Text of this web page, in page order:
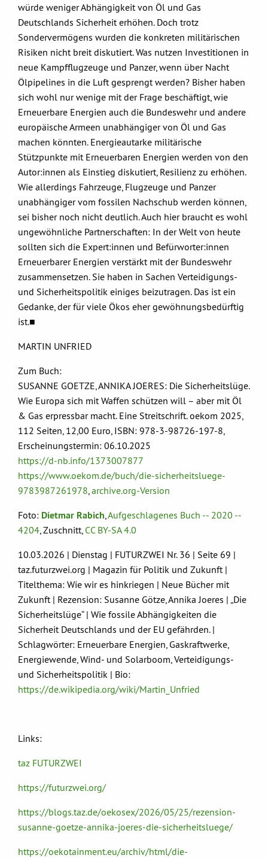
würde weniger Abhängigkeit von Öl und Gas
Deutschlands Sicherheit erhöhen. Doch trotz
Sondervermögens wurden die konkreten militärischen
Risiken nicht breit diskutiert. Was nutzen Investitionen in
neue Kampfflugzeuge und Panzer, wenn über Nacht
Ölpipelines in die Luft gesprengt werden? Bisher haben
sich wohl nur wenige mit der Frage beschäftigt, wie
Erneuerbare Energien auch die Bundeswehr und andere
europäische Armeen unabhängiger von Öl und Gas
machen könnten. Energieautarke militärische
Stützpunkte mit Erneuerbaren Energien werden von den
Autor:innen als Einstieg diskutiert, Resilienz zu erhöhen.
Wie allerdings Fahrzeuge, Flugzeuge und Panzer
unabhängiger vom fossilen Nachschub werden können,
sei bisher noch nicht deutlich. Auch hier braucht es wohl
ungewöhnliche Partnerschaften: In der Welt von heute
sollten sich die Expert:innen und Befürworter:innen
Erneuerbarer Energien verstärkt mit der Bundeswehr
zusammensetzen. Sie haben in Sachen Verteidigungs-
und Sicherheitspolitik einiges beizutragen. Das ist ein
Gedanke, der für viele Ökos eher gewöhnungsbedürftig
ist.■
MARTIN UNFRIED
Zum Buch:
SUSANNE GOETZE, ANNIKA JOERES: Die Sicherheitslüge.
Wie Europa sich mit Waffen schützen will – aber mit Öl
& Gas erpressbar macht. Eine Streitschrift. oekom 2025,
112 Seiten, 12,00 Euro, ISBN: 978-3-98726-197-8,
Erscheinungstermin: 06.10.2025
https://d-nb.info/1373007877
https://www.oekom.de/buch/die-sicherheitsluege-
9783987261978,archive.org-Version
Foto: Dietmar Rabich,Aufgeschlagenes Buch -- 2020 --
4204, Zuschnitt, CC BY-SA 4.0
10.03.2026 | Dienstag | FUTURZWEI Nr. 36 | Seite 69 |
taz.futurzwei.org | Magazin für Politik und Zukunft |
Titelthema: Wie wir es hinkriegen | Neue Bücher mit
Zukunft | Rezension: Susanne Götze, Annika Joeres | „Die
Sicherheitslüge“ | Wie fossile Abhängigkeiten die
Sicherheit Deutschlands und der EU gefährden. |
Schlagwörter: Erneuerbare Energien, Gaskraftwerke,
Energiewende, Wind- und Solarboom, Verteidigungs-
und Sicherheitspolitik | Bio:
https://de.wikipedia.org/wiki/Martin_Unfried
Links:
taz FUTURZWEI
https://futurzwei.org/
https://blogs.taz.de/oekosex/2026/05/25/rezension-
susanne-goetze-annika-joeres-die-sicherheitsluege/
https://oekotainment.eu/archiv/html/die-